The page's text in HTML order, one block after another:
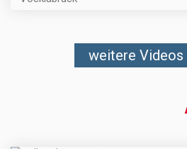
weitere Videos